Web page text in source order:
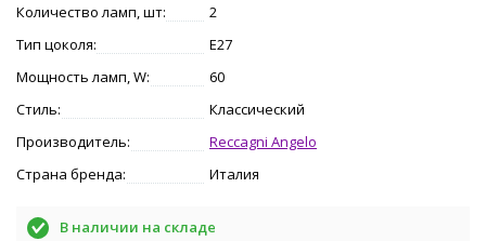
Количество ламп, шт:
2
Тип цоколя:
E27
Мощность ламп, W:
60
Стиль:
Классический
Производитель:
Reccagni Angelo
Страна бренда:
Италия
В наличии на складе